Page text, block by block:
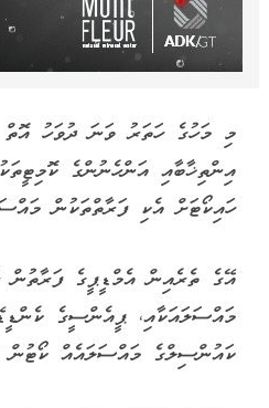
މި މަހުގެ ހަތަރު ވަނަ ދުވަހު
އިންތިޚާބާއި އަންހެނުންގެ
ހައިކޯޓަށް އެކި ފަރާތްތަކުން
އޭގެ ތެރެއިން އެމްޑީޕީގެ ފަރާތުން
މައްސަލައަކާއި، ޕީއެންސީގެ
ކައުންސިލްގެ މައްސަލައެއް ކޯޓުން